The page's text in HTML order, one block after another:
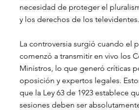
necesidad de proteger el
y los derechos de los televidentes.
La controversia surgió cuando el
comenzó a transmitir en vivo los
Ministros, lo que generó críticas
oposición y expertos legales.
que la Ley 63 de 1923 establece
sesiones deben ser